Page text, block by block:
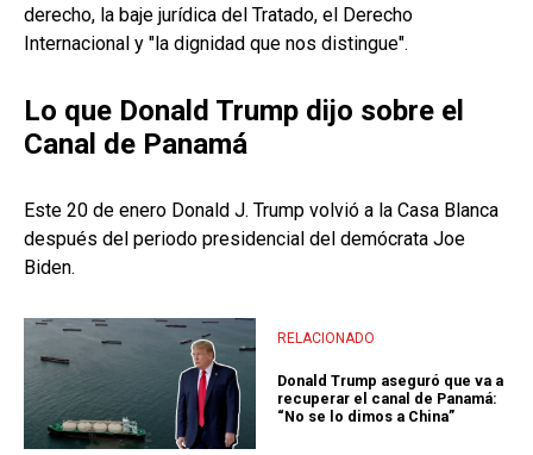
derecho, la baje jurídica del Tratado, el Derecho
Internacional y "la dignidad que nos distingue".
Lo que Donald Trump dijo sobre el
Canal de Panamá
Este 20 de enero Donald J. Trump volvió a la Casa Blanca
después del periodo presidencial del demócrata Joe
Biden.
RELACIONADO
Donald Trump aseguró que va a
recuperar el canal de Panamá:
“No se lo dimos a China”